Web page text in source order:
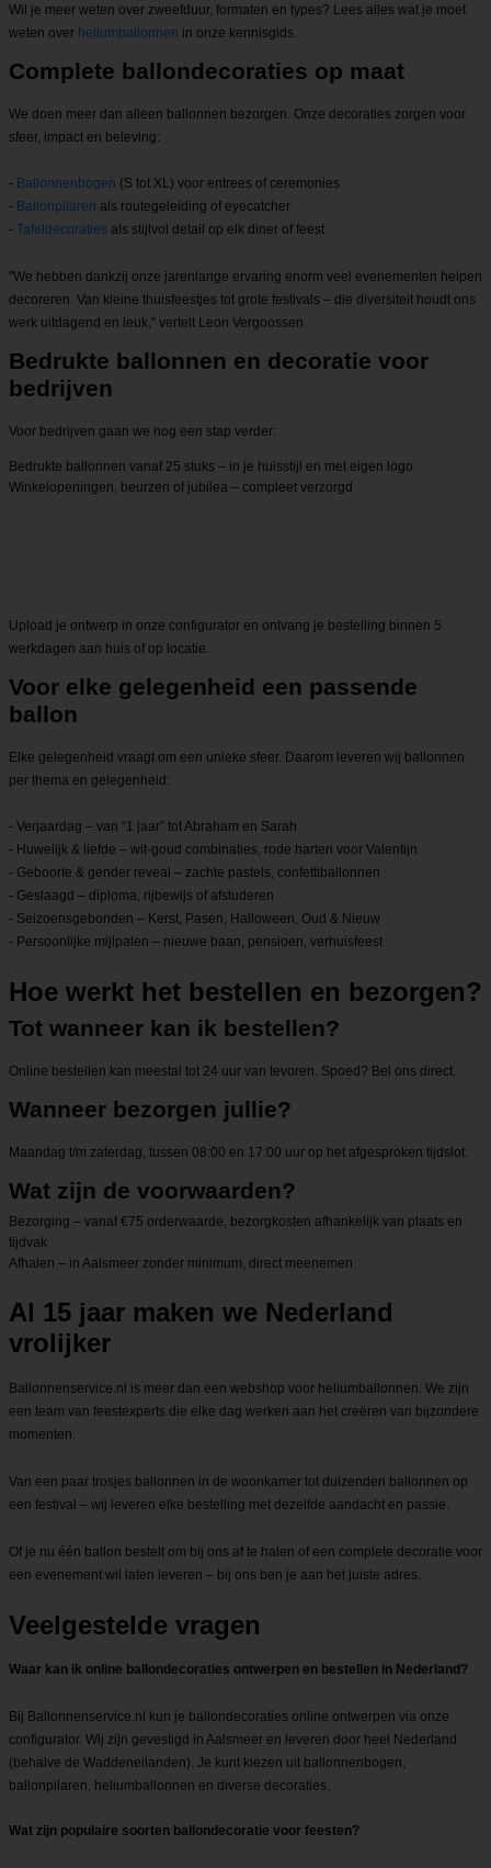
Wil je meer weten over zweefduur, formaten en types? Lees alles wat je moet
weten over heliumballonnen in onze kennisgids.
Complete ballondecoraties op maat
We doen meer dan alleen ballonnen bezorgen. Onze decoraties zorgen voor
sfeer, impact en beleving:
- Ballonnenbogen (S tot XL) voor entrees of ceremonies
- Ballonpilaren als routegeleiding of eyecatcher
- Tafeldecoraties als stijlvol detail op elk diner of feest
"We hebben dankzij onze jarenlange ervaring enorm veel evenementen helpen
decoreren. Van kleine thuisfeestjes tot grote festivals – die diversiteit houdt ons
werk uitdagend en leuk," vertelt Leon Vergoossen.
Bedrukte ballonnen en decoratie voor
bedrijven
Voor bedrijven gaan we nog een stap verder:
Bedrukte ballonnen vanaf 25 stuks – in je huisstijl en met eigen logo
Winkelopeningen, beurzen of jubilea – compleet verzorgd
Upload je ontwerp in onze configurator en ontvang je bestelling binnen 5
werkdagen aan huis of op locatie.
Voor elke gelegenheid een passende
ballon
Elke gelegenheid vraagt om een unieke sfeer. Daarom leveren wij ballonnen
per thema en gelegenheid:
- Verjaardag – van “1 jaar” tot Abraham en Sarah
- Huwelijk & liefde – wit-goud combinaties, rode harten voor Valentijn
- Geboorte & gender reveal – zachte pastels, confettiballonnen
- Geslaagd – diploma, rijbewijs of afstuderen
- Seizoensgebonden – Kerst, Pasen, Halloween, Oud & Nieuw
- Persoonlijke mijlpalen – nieuwe baan, pensioen, verhuisfeest
Hoe werkt het bestellen en bezorgen?
Tot wanneer kan ik bestellen?
Online bestellen kan meestal tot 24 uur van tevoren. Spoed? Bel ons direct.
Wanneer bezorgen jullie?
Maandag t/m zaterdag, tussen 08:00 en 17:00 uur op het afgesproken tijdslot.
Wat zijn de voorwaarden?
Bezorging – vanaf €75 orderwaarde, bezorgkosten afhankelijk van plaats en
tijdvak
Afhalen – in Aalsmeer zonder minimum, direct meenemen
Al 15 jaar maken we Nederland
vrolijker
Ballonnenservice.nl is meer dan een webshop voor heliumballonnen. We zijn
een team van feestexperts die elke dag werken aan het creëren van bijzondere
momenten.
Van een paar trosjes ballonnen in de woonkamer tot duizenden ballonnen op
een festival – wij leveren elke bestelling met dezelfde aandacht en passie.
Of je nu één ballon bestelt om bij ons af te halen of een complete decoratie voor
een evenement wil laten leveren – bij ons ben je aan het juiste adres.
Veelgestelde vragen
Waar kan ik online ballondecoraties ontwerpen en bestellen in Nederland?
Bij Ballonnenservice.nl kun je ballondecoraties online ontwerpen via onze
configurator. Wij zijn gevestigd in Aalsmeer en leveren door heel Nederland
(behalve de Waddeneilanden). Je kunt kiezen uit ballonnenbogen,
ballonpilaren, heliumballonnen en diverse decoraties.
Wat zijn populaire soorten ballondecoratie voor feesten?